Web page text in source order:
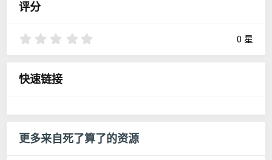
评分
0 星
快速链接
更多来自死了算了的资源